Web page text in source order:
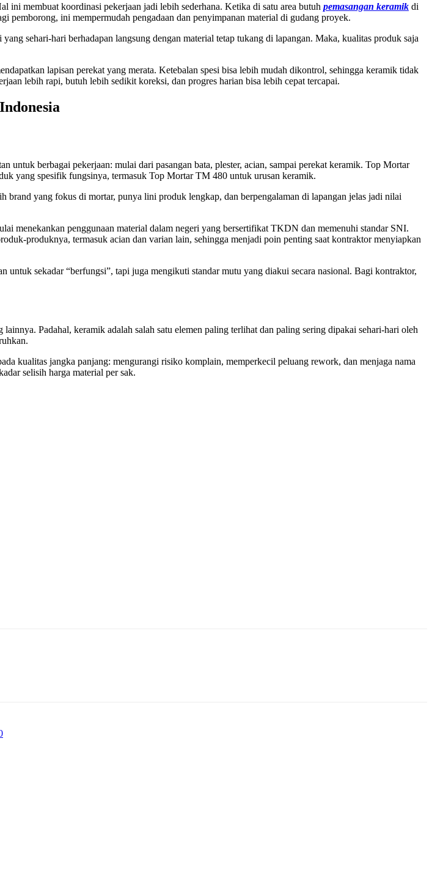
ini membuat koordinasi pekerjaan jadi lebih sederhana. Ketika di satu area butuh pemasangan keramik di
pemborong, ini mempermudah pengadaan dan penyimpanan material di gudang proyek.
sehari-hari berhadapan langsung dengan material tetap tukang di lapangan. Maka, kualitas produk saja
lapisan perekat yang merata. Ketebalan spesi bisa lebih mudah dikontrol, sehingga keramik tidak
lebih rapi, butuh lebih sedikit koreksi, dan progres harian bisa lebih cepat tercapai.
untuk berbagai pekerjaan: mulai dari pasangan bata, plester, acian, sampai perekat keramik. Top Mortar
yang spesifik fungsinya, termasuk Top Mortar TM 480 untuk urusan keramik.
yang fokus di mortar, punya lini produk lengkap, dan berpengalaman di lapangan jelas jadi nilai
menekankan penggunaan material dalam negeri yang bersertifikat TKDN dan memenuhi standar SNI.
produknya, termasuk acian dan varian lain, sehingga menjadi poin penting saat kontraktor menyiapkan
sekadar “berfungsi”, tapi juga mengikuti standar mutu yang diakui secara nasional. Bagi kontraktor,
Padahal, keramik adalah salah satu elemen paling terlihat dan paling sering dipakai sehari-hari oleh
kualitas jangka panjang: mengurangi risiko komplain, memperkecil peluang rework, dan menjaga nama
selisih harga material per sak.